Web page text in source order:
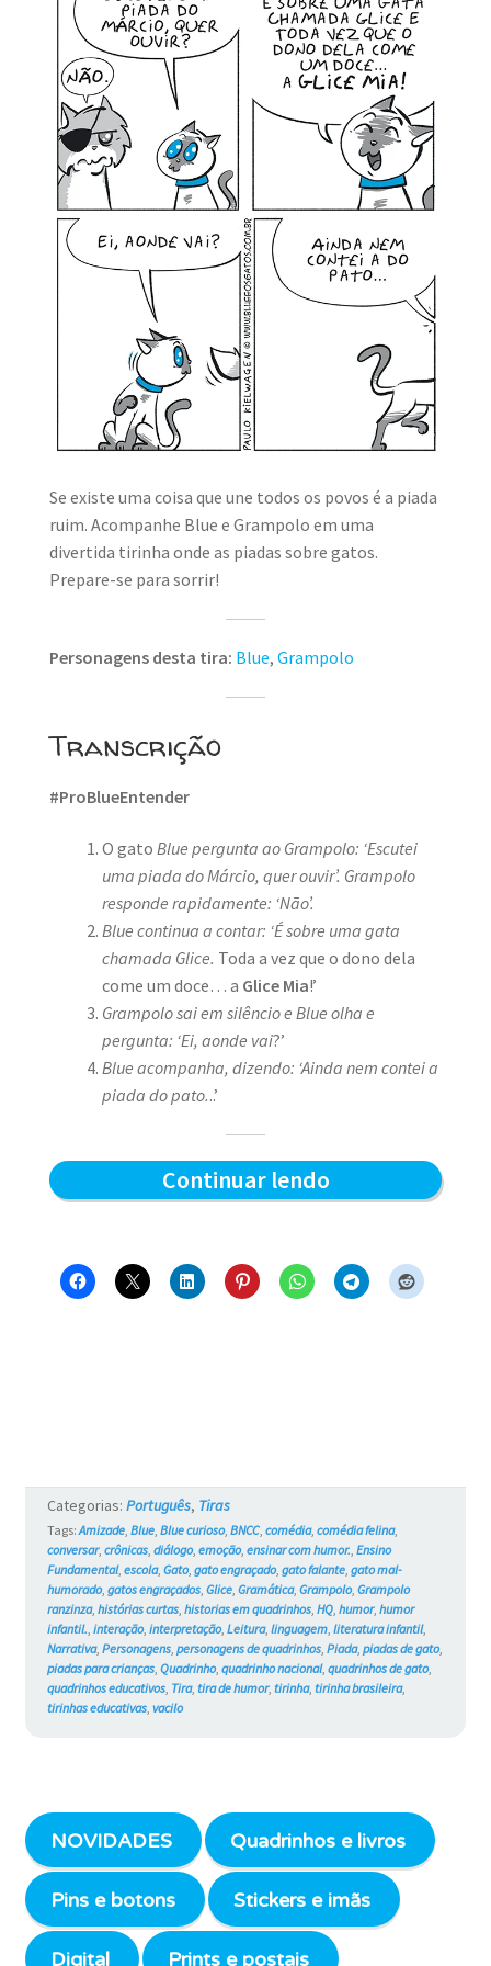
MINHA CONTA
CARRINHO
Search
Search Button
Se existe uma coisa que une todos os povos é a piada
ruim. Acompanhe Blue e Grampolo em uma
divertida tirinha onde as piadas sobre gatos.
Prepare-se para sorrir!
Personagens desta tira: Blue, Grampolo
Transcrição
#ProBlueEntender
O gato Blue pergunta ao Grampolo: ‘Escutei
uma piada do Márcio, quer ouvir’. Grampolo
responde rapidamente: ‘Não’.
Blue continua a contar: ‘É sobre uma gata
chamada Glice. Toda a vez que o dono dela
come um doce… a Glice Mia!’
Grampolo sai em silêncio e Blue olha e
pergunta: ‘Ei, aonde vai?’
Blue acompanha, dizendo: ‘Ainda nem contei a
piada do pato...’
Continuar lendoPiada
–
#747
Categorias: Português, Tiras
Tags:Amizade, Blue, Blue curioso, BNCC, comédia, comédia felina,
conversar, crônicas, diálogo, emoção, ensinar com humor., Ensino
Fundamental, escola, Gato, gato engraçado, gato falante, gato mal-
humorado, gatos engraçados, Glice, Gramática, Grampolo, Grampolo
ranzinza, histórias curtas, historias em quadrinhos, HQ, humor, humor
infantil., interação, interpretação, Leitura, linguagem, literatura infantil,
Narrativa, Personagens, personagens de quadrinhos, Piada, piadas de gato,
piadas para crianças, Quadrinho, quadrinho nacional, quadrinhos de gato,
quadrinhos educativos, Tira, tira de humor, tirinha, tirinha brasileira,
tirinhas educativas, vacilo
NOVIDADES Quadrinhos e livros
Pins e botons Stickers e imãs
Digital Prints e postais